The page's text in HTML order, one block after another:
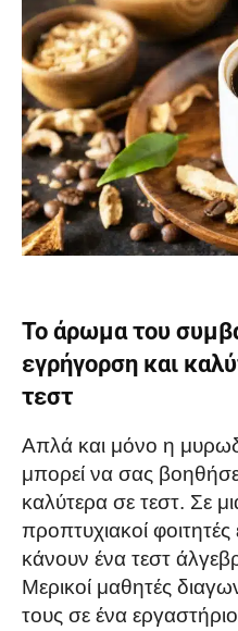
Το άρωμα του
εγρήγορση και
τεστ
Απλά και μόνο η
μπορεί να σας
καλύτερα σε τεστ. Σε
προπτυχιακοί
κάνουν ένα τεστ
Μερικοί μαθητές
τους σε ένα